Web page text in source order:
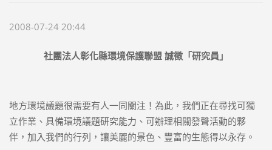
2008-07-24 20:44
社團法人彰化縣環境保護聯盟 誠徵「研究員」
地方環境議題很需要有人一同關注！為此，我們正在尋找可獨
立作業、具備環境議題研究能力、可辦理相關發聲活動的夥
伴，加入我們的行列，讓美麗的景色、豐富的生態得以永存。